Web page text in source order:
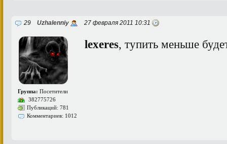
29 Uzhalenniy 27 февраля 2011 10:31
Группа: Посетители
382775726
Публикаций: 781
Комментариев: 1012
lexeres, тупить меньше